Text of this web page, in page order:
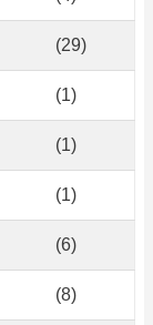
(29)
(1)
(1)
(1)
(6)
(8)